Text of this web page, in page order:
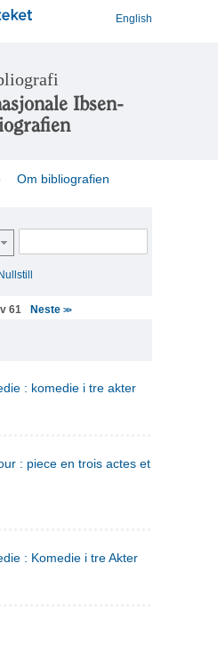
English
Ibsen-
Om bibliografien
Nullstill
61 Neste>>
: komedie i tre akter
: piece en trois actes et en vers
: Komedie i tre Akter